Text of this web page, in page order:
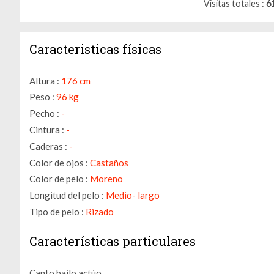
Visitas totales
Caracteristicas físicas
Altura : 176 cm
Peso : 96 kg
Pecho : -
Cintura : -
Caderas : -
Color de ojos : Castaños
Color de pelo : Moreno
Longitud del pelo : Medio- largo
Tipo de pelo : Rizado
Características particulares